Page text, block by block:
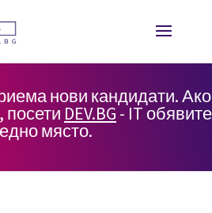
нови кандидати. Ако
посети DEV.BG - IT обявите
място.